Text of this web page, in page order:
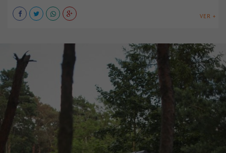
VER +